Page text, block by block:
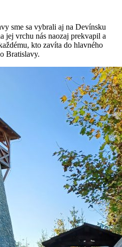
sme sa vybrali aj na Devínsku
vrchu nás naozaj prekvapil a
kto zavíta do hlavného
Bratislavy.